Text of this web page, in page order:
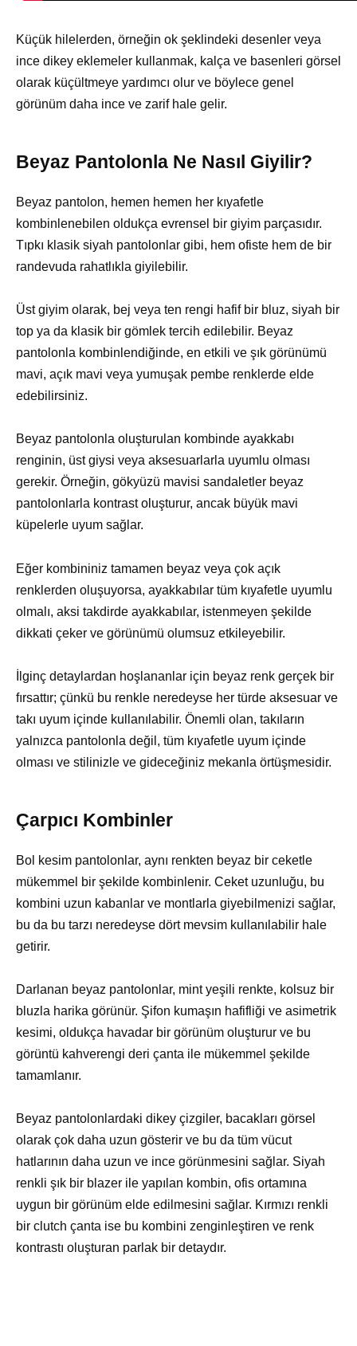
Küçük hilelerden, örneğin ok şeklindeki desenler veya
ince dikey eklemeler kullanmak, kalça ve basenleri görsel
olarak küçültmeye yardımcı olur ve böylece genel
görünüm daha ince ve zarif hale gelir.
Beyaz Pantolonla Ne Nasıl Giyilir?
Beyaz pantolon, hemen hemen her kıyafetle
kombinlenebilen oldukça evrensel bir giyim parçasıdır.
Tıpkı klasik siyah pantolonlar gibi, hem ofiste hem de bir
randevuda rahatlıkla giyilebilir.
Üst giyim olarak, bej veya ten rengi hafif bir bluz, siyah bir
top ya da klasik bir gömlek tercih edilebilir. Beyaz
pantolonla kombinlendiğinde, en etkili ve şık görünümü
mavi, açık mavi veya yumuşak pembe renklerde elde
edebilirsiniz.
Beyaz pantolonla oluşturulan kombinde ayakkabı
renginin, üst giysi veya aksesuarlarla uyumlu olması
gerekir. Örneğin, gökyüzü mavisi sandaletler beyaz
pantolonlarla kontrast oluşturur, ancak büyük mavi
küpelerle uyum sağlar.
Eğer kombininiz tamamen beyaz veya çok açık
renklerden oluşuyorsa, ayakkabılar tüm kıyafetle uyumlu
olmalı, aksi takdirde ayakkabılar, istenmeyen şekilde
dikkati çeker ve görünümü olumsuz etkileyebilir.
İlginç detaylardan hoşlananlar için beyaz renk gerçek bir
fırsattır; çünkü bu renkle neredeyse her türde aksesuar ve
takı uyum içinde kullanılabilir. Önemli olan, takıların
yalnızca pantolonla değil, tüm kıyafetle uyum içinde
olması ve stilinizle ve gideceğiniz mekanla örtüşmesidir.
Çarpıcı Kombinler
Bol kesim pantolonlar, aynı renkten beyaz bir ceketle
mükemmel bir şekilde kombinlenir. Ceket uzunluğu, bu
kombini uzun kabanlar ve montlarla giyebilmenizi sağlar,
bu da bu tarzı neredeyse dört mevsim kullanılabilir hale
getirir.
Darlanan beyaz pantolonlar, mint yeşili renkte, kolsuz bir
bluzla harika görünür. Şifon kumaşın hafifliği ve asimetrik
kesimi, oldukça havadar bir görünüm oluşturur ve bu
görüntü kahverengi deri çanta ile mükemmel şekilde
tamamlanır.
Beyaz pantolonlardaki dikey çizgiler, bacakları görsel
olarak çok daha uzun gösterir ve bu da tüm vücut
hatlarının daha uzun ve ince görünmesini sağlar. Siyah
renkli şık bir blazer ile yapılan kombin, ofis ortamına
uygun bir görünüm elde edilmesini sağlar. Kırmızı renkli
bir clutch çanta ise bu kombini zenginleştiren ve renk
kontrastı oluşturan parlak bir detaydır.